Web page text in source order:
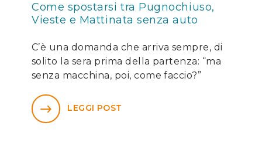
Come spostarsi tra Pugnochiuso,
Vieste e Mattinata senza auto
C’è una domanda che arriva sempre, di
solito la sera prima della partenza: “ma
senza macchina, poi, come faccio?”
LEGGI POST